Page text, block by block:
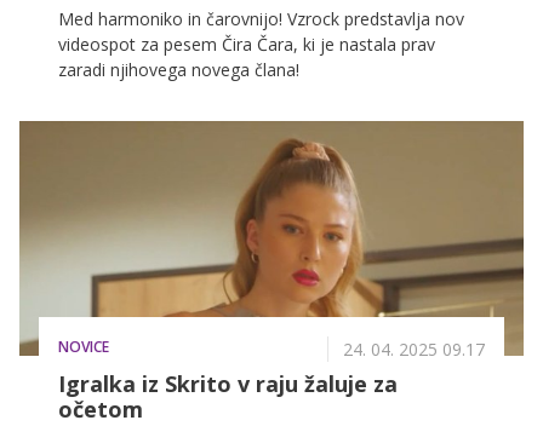
Med harmoniko in čarovnijo! Vzrock predstavlja nov
videospot za pesem Čira Čara, ki je nastala prav
zaradi njihovega novega člana!
NOVICE 24. 04. 2025 09.17
Igralka iz Skrito v raju žaluje za
očetom